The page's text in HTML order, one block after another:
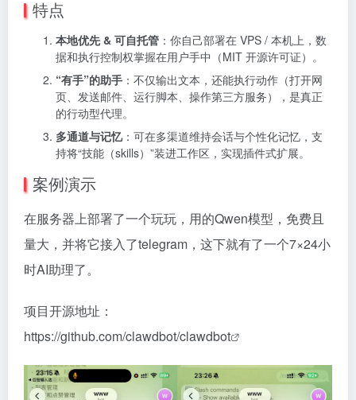
特点
本地优先 & 可自托管 ：你自己部署在 VPS / 本机上，数
据和执行控制权掌握在用户手中（MIT 开源许可证）。
“有手”的助手 ：不仅输出文本，还能执行动作（打开网
页、发送邮件、运行脚本、操作第三方服务），是真正
的行动型代理。
多通道与记忆：可在多渠道维持会话与个性化记忆，支
持将“技能（skills）”装进工作区，实现插件式扩展。
案例演示
在服务器上部署了一个玩玩，用的Qwen模型，免费且
量大，并将它接入了telegram，这下就有了一个7×24小
时AI助理了。
项目开源地址：
https://github.com/clawdbot/clawdbot